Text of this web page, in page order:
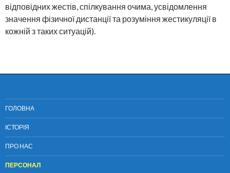
відповідних жестів, спілкування очима, усвідомлення
значення фізичної дистанції та розуміння жестикуляції в
кожній з таких ситуацій).
ГОЛОВНА
ІСТОРІЯ
ПРО НАС
ПЕРСОНАЛ